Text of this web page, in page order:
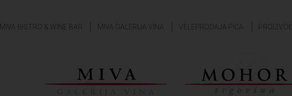
MIVA BISTRO & WINE BAR MIVA GALERIJA VINA VELEPRODAJA PIĆA